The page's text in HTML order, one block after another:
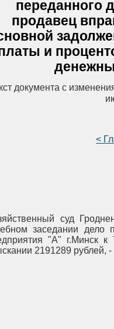
переданного
продавец
и
документа с
<
суд
заседании дело
"А" г.Минск к
2191289 рублей, -